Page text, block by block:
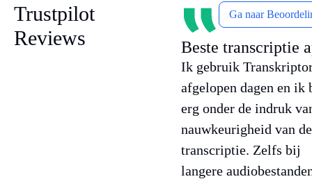
Trustpilot
Reviews
Ga naar
Beste transcriptie
Ik gebruik
afgelopen dagen en ik
erg onder de indruk
nauwkeurigheid van de
transcriptie. Zelfs bij
langere